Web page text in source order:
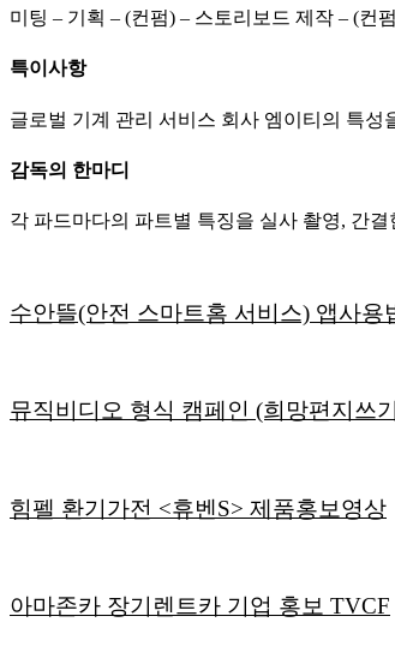
미팅 – 기획 – (컨펌) – 스토리보드 제작 – (컨
특이사항
글로벌 기계 관리 서비스 회사 엠이티의 특
감독의 한마디
각 파드마다의 파트별 특징을 실사 촬영, 간
수안뜰(안전 스마트홈 서비스) 앱사용
뮤직비디오 형식 캠페인 (희망편지쓰
힘펠 환기가전 <휴벤S> 제품홍보영상
아마존카 장기렌트카 기업 홍보 TVCF